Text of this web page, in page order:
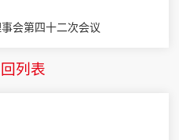
会第四十二次会议
列表